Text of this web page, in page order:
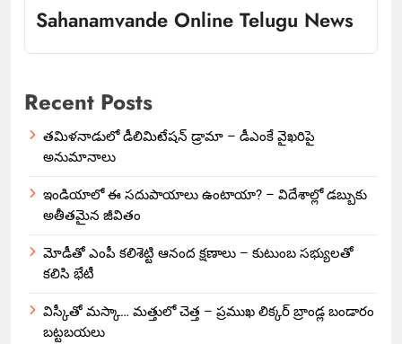
Sahanamvande Online Telugu News
Recent Posts
తమిళనాడులో డీలిమిటేషన్ డ్రామా – డీఎంకే వైఖరిపై
అనుమానాలు
ఇండియాలో‌ ఈ సదుపాయాలు ఉంటాయా? – విదేశాల్లో డబ్బుకు
అతీతమైన జీవితం
మోడీతో ఎంపీ కలిశెట్టి ఆనంద క్షణాలు – కుటుంబ సభ్యులతో
కలిసి భేటీ
విస్కీతో మస్కా… మత్తులో చెత్త – ప్రముఖ లిక్కర్ బ్రాండ్ల బండారం
బట్టబయలు